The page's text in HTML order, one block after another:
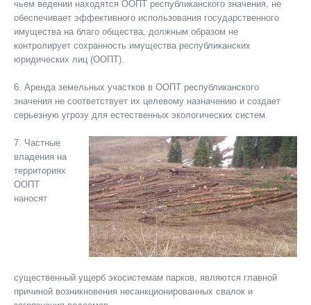
чьем ведении находятся ООПТ республиканского значения, не
обеспечивает эффективного использования государственного
имущества на благо общества, должным образом не
контролирует сохранность имущества республиканских
юридических лиц (ООПТ).
6. Аренда земельных участков в ООПТ республиканского
значения не соответствует их целевому назначению и создает
серьезную угрозу для естественных экологических систем.
7. Частные
владения на
территориях
ООПТ
наносят
существенный ущерб экосистемам парков, являются главной
причиной возникновения несанкционированных свалок и